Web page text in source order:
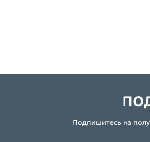
Подпишитесь на